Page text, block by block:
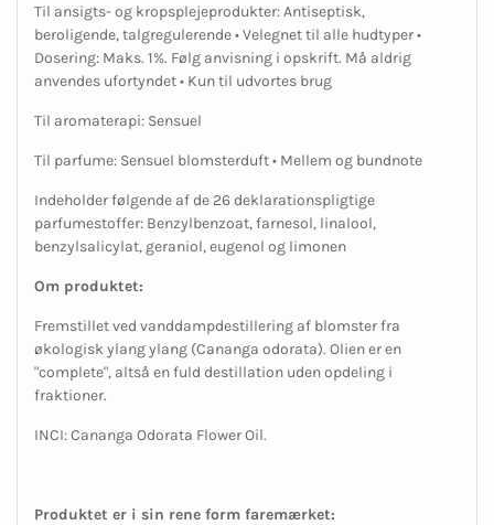
Til ansigts- og kropsplejeprodukter: Antiseptisk,
beroligende, talgregulerende • Velegnet til alle hudtyper •
Dosering: Maks. 1%. Følg anvisning i opskrift. Må aldrig
anvendes ufortyndet • Kun til udvortes brug
Til aromaterapi: Sensuel
Til parfume: Sensuel blomsterduft • Mellem og bundnote
Indeholder følgende af de 26 deklarationspligtige
parfumestoffer: Benzylbenzoat, farnesol, linalool,
benzylsalicylat, geraniol, eugenol og limonen
Om produktet:
Fremstillet ved vanddampdestillering af blomster fra
økologisk ylang ylang (Cananga odorata). Olien er en
"complete", altså en fuld destillation uden opdeling i
fraktioner.
INCI:Cananga Odorata Flower Oil.
Produktet er i sin rene form faremærket: